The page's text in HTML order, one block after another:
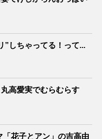
”しちゃってる！って...
高愛実でむらむらす
「花子とアン」の吉高由